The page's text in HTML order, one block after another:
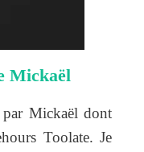
Mickaël
par Mickaël dont
Toolate. Je